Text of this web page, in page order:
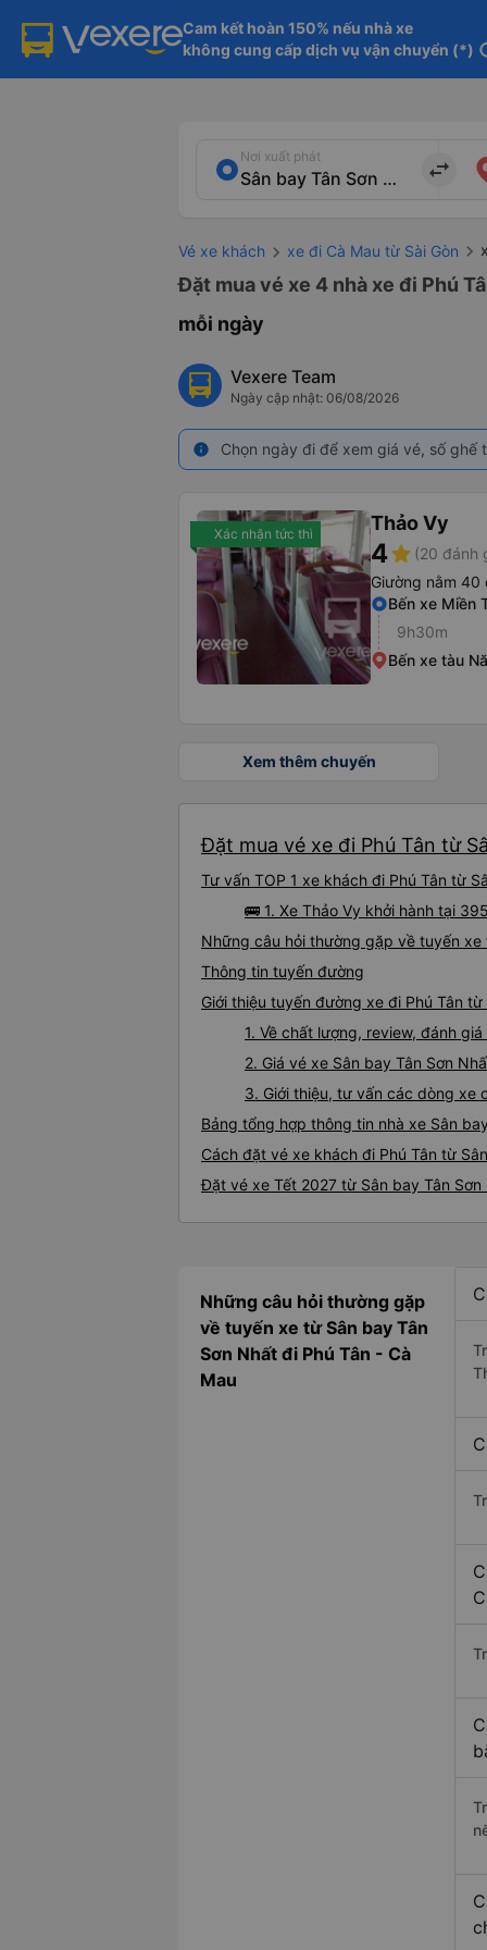
Cam kết hoàn 150% nếu nhà xe
không cung cấp dịch vụ vận chuyển (*)
Nơi xuất phát
import_export
Vé xe khách xe đi Cà Mau từ Sài Gòn
Đặt mua vé xe 4 nhà xe đi Phú
mỗi ngày
Vexere Team
Ngày cập nhật: 06/08/2026
info Chọn ngày đi để xem giá vé, số
Xác nhận tức thì Thảo Vy
4star (20 đánh
Giường nằm 40
Bến xe Miền
9h30m
Bến xe tàu
Xem thêm chuyến
Đặt mua vé xe đi Phú Tân từ
Tư vấn TOP 1 xe khách đi Phú Tân từ
🚌 1. Xe Thảo Vy khởi hành tại
Những câu hỏi thường gặp về tuyến xe
Thông tin tuyến đường
Giới thiệu tuyến đường xe đi Phú Tân
1. Về chất lượng, review, đánh
2. Giá vé xe Sân bay Tân Sơn
3. Giới thiệu, tư vấn các dòng xe
Bảng tổng hợp thông tin nhà xe Sân
Cách đặt vé xe khách đi Phú Tân từ
Đặt vé xe Tết 2027 từ Sân bay Tân Sơn
Những câu hỏi thường gặp
về tuyến xe từ Sân bay Tân
Sơn Nhất đi Phú Tân - Cà
Mau